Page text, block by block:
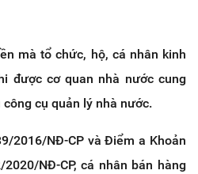
mà tổ chức, hộ, cá nhân kinh
được cơ quan nhà nước cung
cụ quản lý nhà nước.
2016/NĐ-CP và Điểm a Khoản
NĐ-CP, cá nhân bán hàng